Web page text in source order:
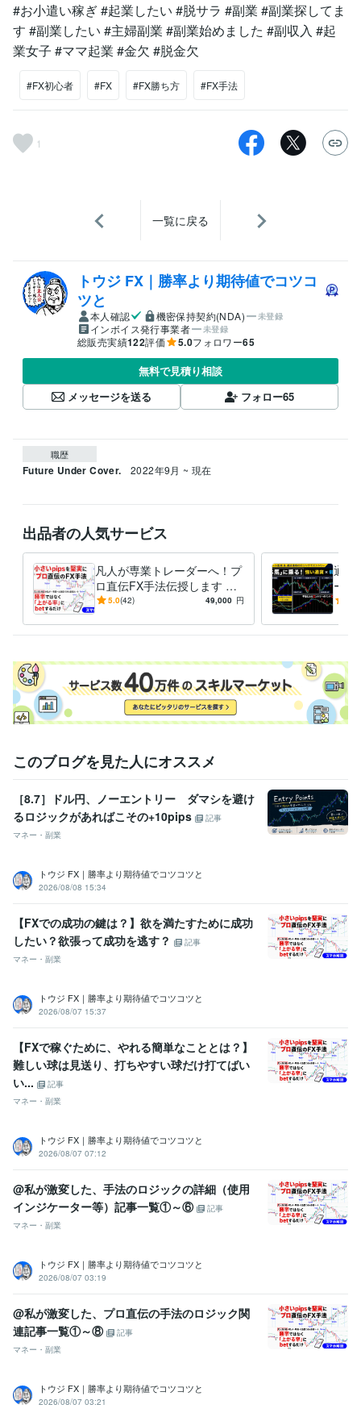
#お小遣い稼ぎ #起業したい #脱サラ #副業 #副業探してま
す #副業したい #主婦副業 #副業始めました #副収入 #起
業女子 #ママ起業 #金欠 #脱金欠
#FX初心者 #FX #FX勝ち方 #FX手法
1
一覧に戻る
トウジ FX｜勝率より期待値でコツコ
ツと
本人確認 機密保持契約(NDA) 未登録
インボイス発行事業者 未登録
総販売実績122評価 5.0フォロワー65
無料で見積り相談
メッセージを送る
フォロー65
職歴
Future Under Cover. 2022年9月 ~ 現在
出品者の人気サービス
凡人が専業トレーダーへ！プ
ロ直伝FX手法伝授します 小p
ipsを堅実に！凡人の私が負
説
5.0(42) 49,000 円
通貨
ード
安心
でき
このブログを見た人にオススメ
［8.7］ドル円、ノーエントリー ダマシを避け
るロジックがあればこその+10pips
記事
マネー・副業
トウジ FX｜勝率より期待値でコツコツと
2026/08/08 15:34
【FXでの成功の鍵は？】欲を満たすために成功
したい？欲張って成功を逃す？
記事
マネー・副業
トウジ FX｜勝率より期待値でコツコツと
2026/08/07 15:37
【FXで稼ぐために、やれる簡単なこととは？】
難しい球は見送り、打ちやすい球だけ打てばい
い...
記事
マネー・副業
トウジ FX｜勝率より期待値でコツコツと
2026/08/07 07:12
@私が激変した、手法のロジックの詳細（使用
インジケーター等）記事一覧①～⑥
記事
マネー・副業
トウジ FX｜勝率より期待値でコツコツと
2026/08/07 03:19
@私が激変した、プロ直伝の手法のロジック関
連記事一覧①～⑧
記事
マネー・副業
トウジ FX｜勝率より期待値でコツコツと
2026/08/07 03:21